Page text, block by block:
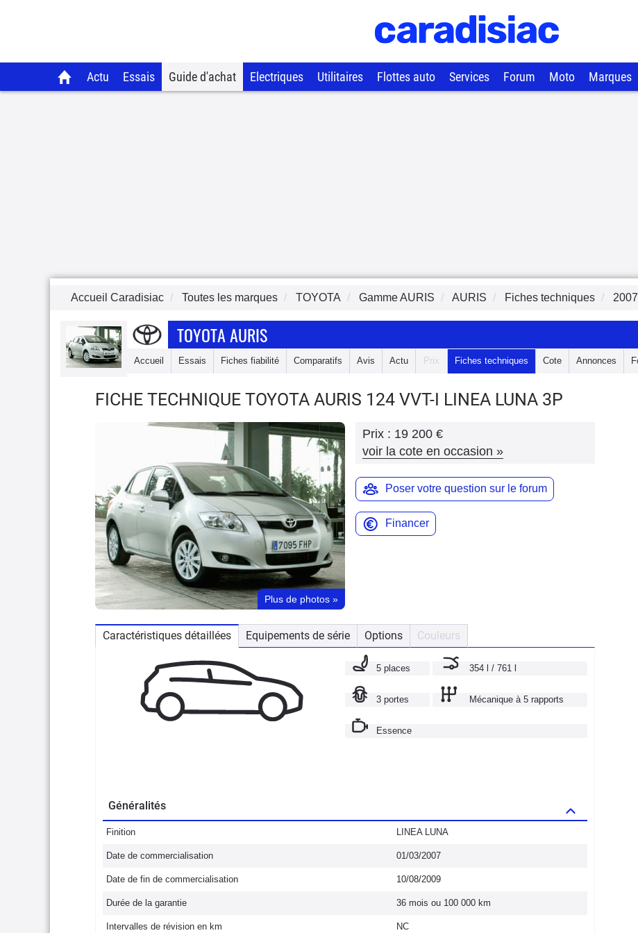
Actu Essais Guide d'achat Electriques Utilitaires Flottes auto Services Forum Moto Marques
Accueil Caradisiac Toutes les marques TOYOTA GammeAURIS AURIS Fiches techniques 2007
TOYOTA AURIS
Accueil Essais Fiches fiabilité Comparatifs Avis Actu Prix Fiches techniques Cote Annonces
FICHE TECHNIQUE TOYOTA AURIS 124 VVT-I LINEA LUNA 3P
Plus de photos »
Prix : 19 200 €
voir la cote en occasion »
Poser votre question sur le forum
Financer
Caractéristiques détaillées Equipements de série Options Couleurs
5 places 354 l / 761 l
3 portes Mécanique à 5 rapports
Essence
Généralités
Finition LINEA LUNA
Date de commercialisation 01/03/2007
Date de fin de commercialisation 10/08/2009
Durée de la garantie 36 mois ou 100 000 km
Intervalles de révision en km NC